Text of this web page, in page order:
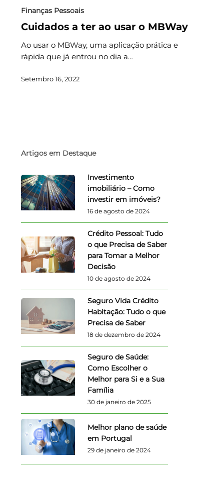
Finanças Pessoais
Cuidados a ter ao usar o MBWay
Ao usar o MBWay, uma aplicação prática e
rápida que já entrou no dia a…
Setembro 16, 2022
Artigos em Destaque
Investimento
imobiliário – Como
investir em imóveis?
16 de agosto de 2024
Crédito Pessoal: Tudo
o que Precisa de Saber
para Tomar a Melhor
Decisão
10 de agosto de 2024
Seguro Vida Crédito
Habitação: Tudo o que
Precisa de Saber
18 de dezembro de 2024
Seguro de Saúde:
Como Escolher o
Melhor para Si e a Sua
Família
30 de janeiro de 2025
Melhor plano de saúde
em Portugal
29 de janeiro de 2024